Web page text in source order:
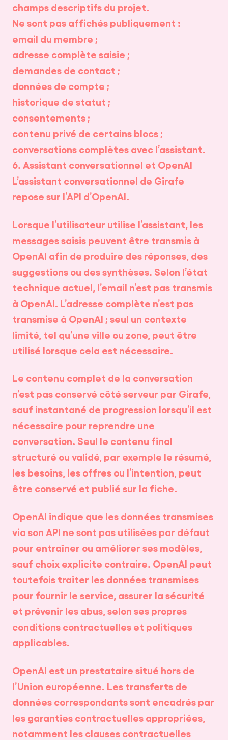
champs descriptifs du projet.
Ne sont pas affichés publiquement :
email du membre ;
adresse complète saisie ;
demandes de contact ;
données de compte ;
historique de statut ;
consentements ;
contenu privé de certains blocs ;
conversations complètes avec l’assistant.
6. Assistant conversationnel et OpenAI
L’assistant conversationnel de Girafe
repose sur l’API d’OpenAI.
Lorsque l’utilisateur utilise l’assistant, les
messages saisis peuvent être transmis à
OpenAI afin de produire des réponses, des
suggestions ou des synthèses. Selon l’état
technique actuel, l’email n’est pas transmis
à OpenAI. L’adresse complète n’est pas
transmise à OpenAI ; seul un contexte
limité, tel qu’une ville ou zone, peut être
utilisé lorsque cela est nécessaire.
Le contenu complet de la conversation
n’est pas conservé côté serveur par Girafe,
sauf instantané de progression lorsqu’il est
nécessaire pour reprendre une
conversation. Seul le contenu final
structuré ou validé, par exemple le résumé,
les besoins, les offres ou l’intention, peut
être conservé et publié sur la fiche.
OpenAI indique que les données transmises
via son API ne sont pas utilisées par défaut
pour entraîner ou améliorer ses modèles,
sauf choix explicite contraire. OpenAI peut
toutefois traiter les données transmises
pour fournir le service, assurer la sécurité
et prévenir les abus, selon ses propres
conditions contractuelles et politiques
applicables.
OpenAI est un prestataire situé hors de
l’Union européenne. Les transferts de
données correspondants sont encadrés par
les garanties contractuelles appropriées,
notamment les clauses contractuelles